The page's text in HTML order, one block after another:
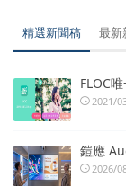
精選新聞稿 最新
FLOC
2021/
鎧應
2026/